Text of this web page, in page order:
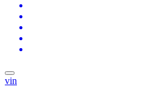
vin